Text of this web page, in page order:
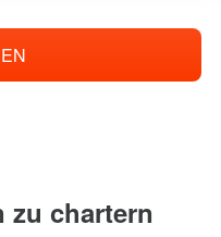
zu chartern